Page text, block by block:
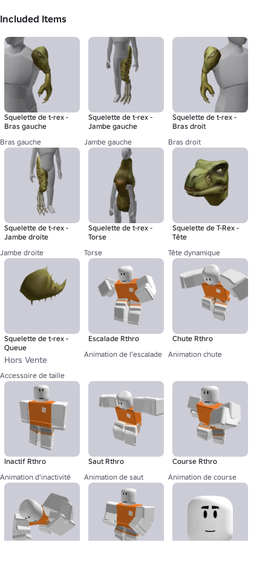
Included Items
Squelette de t-rex -
Bras gauche
Bras gauche
Squelette de t-rex -
Jambe gauche
Jambe gauche
Squelette de t-rex -
Bras droit
Bras droit
Squelette de t-rex -
Jambe droite
Jambe droite
Squelette de t-rex -
Torse
Torse
Squelette de T-Rex -
Tête
Tête dynamique
Squelette de t-rex -
Queue
Hors Vente
Accessoire de taille
Escalade Rthro
Animation de l'escalade
Chute Rthro
Animation chute
Inactif Rthro
Animation d'inactivité
Saut Rthro
Animation de saut
Course Rthro
Animation de course